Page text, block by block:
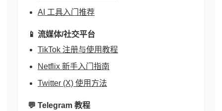
AI 工具入门推荐
📱 流媒体/社交平台
TikTok 注册与使用教程
Netflix 新手入门指南
Twitter (X) 使用方法
💬 Telegram 教程